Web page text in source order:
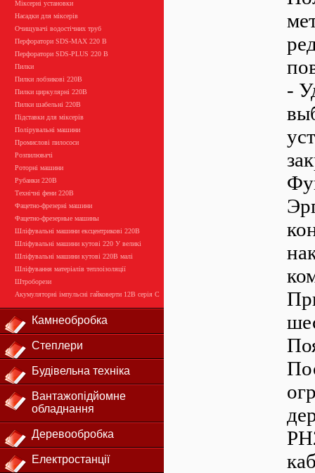
Міксерні установки
Насадки для міксерів
Очищувачі водостічних труб
Перфоратори SDS-MAX 220 В
Перфоратори SDS-PLUS 220 В
Пилки
Пилки лобзикові 220В
Пилки циркулярні 220В
Пилки шабельні 220В
Підставки для міксерів
Полірувальні машини
Промислові пилососи
Розпилювачі
Роторні машини
Рубанки 220В
Технічні фени 220В
Фацетно-фрезерні машини
Фацетно-фрезерные машины
Шліфувальні машини ексцентрикові 220В
Шліфувальні машини кутові 220 У великі
Шліфувальні машини кутові 220В малі
Шліфування матеріалів теплоізоляції
Штроборези
Акумуляторні імпульсні гайковерти 12В серія С
Камнеобробка
Степлери
Будівельна техніка
Вантажопідйомне
обладнання
Деревообробка
Електростанції
-